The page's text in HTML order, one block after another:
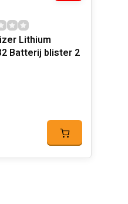
Lithium
Batterij blister 2